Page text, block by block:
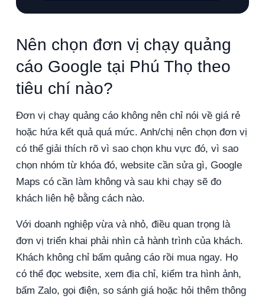
Nên chọn đơn vị chạy quảng
cáo Google tại Phú Thọ theo
tiêu chí nào?
Đơn vị chạy quảng cáo không nên chỉ nói về giá rẻ
hoặc hứa kết quả quá mức. Anh/chị nên chọn đơn vị
có thể giải thích rõ vì sao chọn khu vực đó, vì sao
chọn nhóm từ khóa đó, website cần sửa gì, Google
Maps có cần làm không và sau khi chạy sẽ đo
khách liên hệ bằng cách nào.
Với doanh nghiệp vừa và nhỏ, điều quan trọng là
đơn vị triển khai phải nhìn cả hành trình của khách.
Khách không chỉ bấm quảng cáo rồi mua ngay. Họ
có thể đọc website, xem địa chỉ, kiểm tra hình ảnh,
bấm Zalo, gọi điện, so sánh giá hoặc hỏi thêm thông